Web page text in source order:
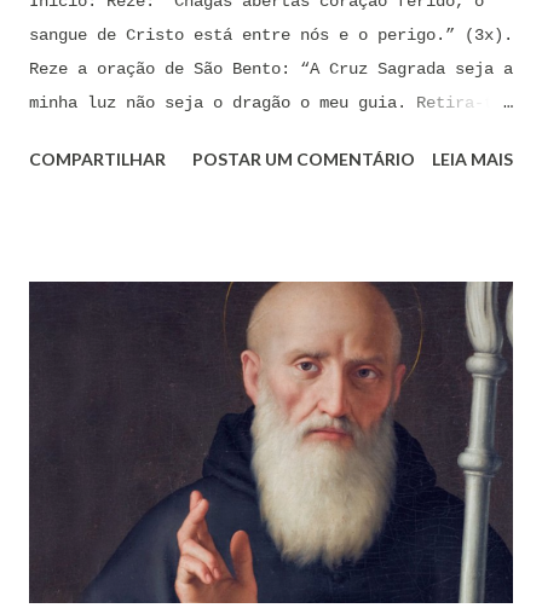
sangue de Cristo está entre nós e o perigo.” (3x).
Reze a oração de São Bento: “A Cruz Sagrada seja a
minha luz não seja o dragão o meu guia. Retira-te
que me ofereces, bebe tu mesmo o teu veneno.” Reze
Aleluia!” Proclame com fé e autoridade: “O Senhor
te confunda satã, confunda-te o Senhor.” (Zacarias
3,2) Reze: Ave Maria cheia de Graça... Oração: Eu
(diga seu nome completo), neste momento, coloco-me
na presença de meu Senhor, Rei e Salvador Jesus
Cristo, sob os cuidados e a intercessão de minha
Mãe Santíssima e Mãe do meu Senhor, a Virgem
Maria, debaixo da poderosa proteção de São Miguel
Arcanjo e do meu Anjo da Guarda, para combater
COMPARTILHAR POSTAR UM COMENTÁRIO LEIA MAIS